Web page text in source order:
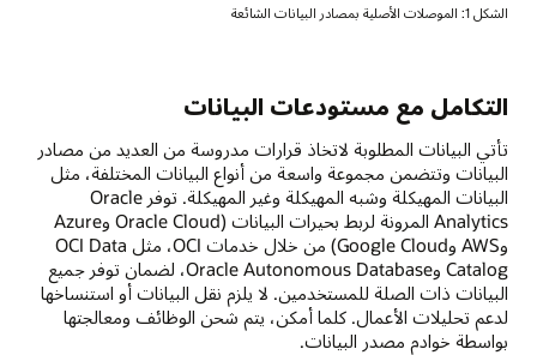
الشكل 1: الموصلات الأصلية بمصادر البيانات الشائعة
التكامل مع مستودعات البيانات
تأتي البيانات المطلوبة لاتخاذ قرارات مدروسة من العديد من مصادر
البيانات وتتضمن مجموعة واسعة من أنواع البيانات المختلفة، مثل
البيانات المهيكلة وشبه المهيكلة وغير المهيكلة. توفر Oracle
Analytics المرونة لربط بحيرات البيانات (Oracle Cloud وAzure
وAWS وGoogle Cloud) من خلال خدمات OCI، مثل OCI Data
Catalog وOracle Autonomous Database، لضمان توفر جميع
البيانات ذات الصلة للمستخدمين. لا يلزم نقل البيانات أو استنساخها
لدعم تحليلات الأعمال. كلما أمكن، يتم شحن الوظائف ومعالجتها
بواسطة خوادم مصدر البيانات.